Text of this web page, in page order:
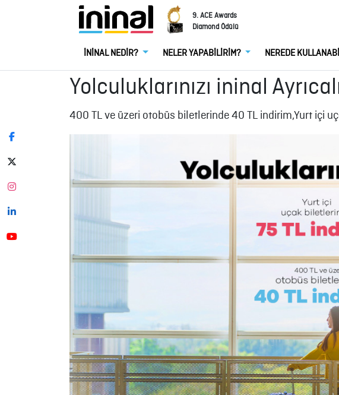
9. ACE Awards
Diamond Ödülü
İNİNAL NEDİR? NELER YAPABİLİRİM? NEREDE
Yolculuklarınızı ininal
400 TL ve üzeri otobüs biletlerinde 40 TL indirim,Yurt içi